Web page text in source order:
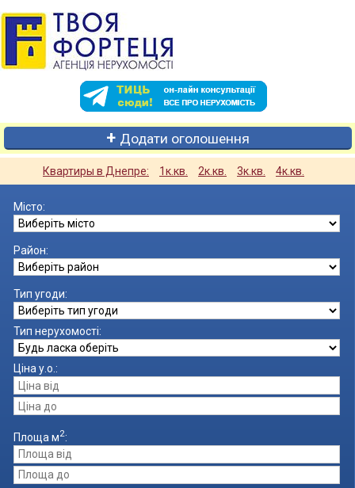
Додати оголошення
Квартиры в Днепре: 1к.кв. 2к.кв. 3к.кв. 4к.кв.
Місто:
Район:
Тип угоди:
Тип нерухомості:
Ціна у.о. :
Площа м2: